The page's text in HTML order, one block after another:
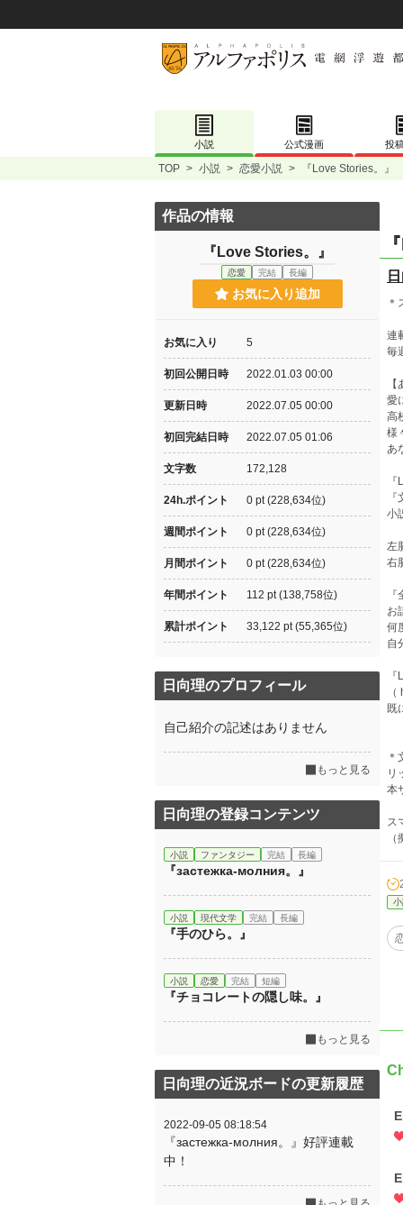
小説 公式漫画 投
TOP > 小説 > 恋愛小説 > 『Love Stories。』
＊
連
毎
愛
高
様
あ
小
左
右
お
何
自
既
＊
リ
本
ス
小
作品の情報
『Love Stories。』
恋愛 完結 長編
お気に入り追加
お気に入り 5
初回公開日時 2022.01.03 00:00
更新日時 2022.07.05 00:00
初回完結日時 2022.07.05 01:06
文字数 172,128
24h.ポイント 0 pt (228,634位)
週間ポイント 0 pt (228,634位)
月間ポイント 0 pt (228,634位)
年間ポイント 112 pt (138,758位)
累計ポイント 33,122 pt (55,365位)
日向理のプロフィール
自己紹介の記述はありません
もっと見る
日向理の登録コンテンツ
小説 ファンタジー 完結 長編
『застежка-молния。』
小説 現代文学 完結 長編
『手のひら。』
小説 恋愛 完結 短編
『チョコレートの隠し味。』
もっと見る
日向理の近況ボードの更新履歴
2022-09-05 08:18:54
『застежка-молния。』好評連載
中！